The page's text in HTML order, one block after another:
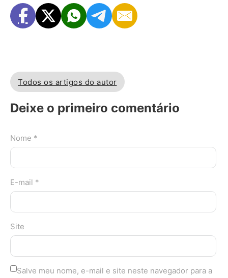
Todos os artigos do autor
Deixe o primeiro comentário
Nome *
E-mail *
Site
Salve meu nome, e-mail e site neste navegador para a